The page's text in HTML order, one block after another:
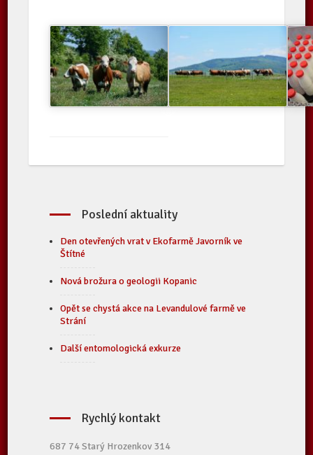
Poslední aktuality
Den otevřených vrat v Ekofarmě Javorník ve
Štítné
Nová brožura o geologii Kopanic
Opět se chystá akce na Levandulové farmě ve
Strání
Další entomologická exkurze
Rychlý kontakt
687 74 Starý Hrozenkov 314